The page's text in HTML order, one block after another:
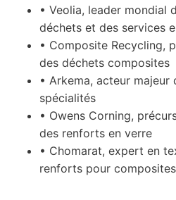
• Veolia, leader mondial
déchets et des services
• Composite Recycling,
des déchets composites
• Arkema, acteur majeur
spécialités
• Owens Corning,
des renforts en verre
• Chomarat, expert en
renforts pour composites